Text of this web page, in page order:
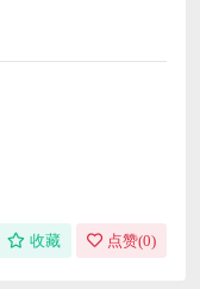
收藏 点赞(0)